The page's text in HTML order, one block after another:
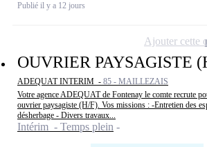
Publié il y a 12 jours
OUVRIER PAYSAGISTE
ADEQUAT INTERIM - 85 - MAILLEZAIS
Votre agence ADEQUAT de Fontenay le comte recrute
ouvrier paysagiste (H/F). Vos missions : -Entretien des
désherbage - Divers travaux...
Intérim - Temps plein
Ajouter cette